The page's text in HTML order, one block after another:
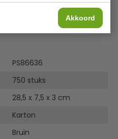
Akkoord
en transporteren van
& To Go.
PS86636
750 stuks
28,5 x 7,5 x 3 cm
Karton
Bruin